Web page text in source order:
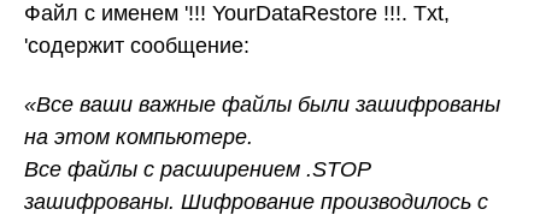
Файл с именем '!!! YourDataRestore !!!. Txt,
'содержит сообщение:
«Все ваши важные файлы были зашифрованы
на этом компьютере.
Все файлы с расширением .STOP
зашифрованы. Шифрование производилось с